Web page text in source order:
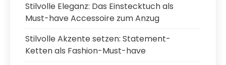
Stilvolle Eleganz: Das Einstecktuch als
Must-have Accessoire zum Anzug
Stilvolle Akzente setzen: Statement-
Ketten als Fashion-Must-have